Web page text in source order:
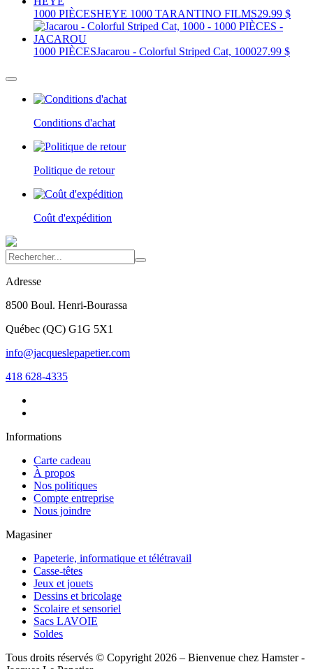
1000 PIÈCESHEYE 1000 TARANTINO FILMS29.99 $
1000 PIÈCESJacarou - Colorful Striped Cat, 100027.99 $
Conditions d'achat
Politique de retour
Coût d'expédition
Adresse
8500 Boul. Henri-Bourassa
Québec (QC) G1G 5X1
info@jacqueslepapetier.com
418 628-4335
Informations
Carte cadeau
À propos
Nos politiques
Compte entreprise
Nous joindre
Magasiner
Papeterie, informatique et télétravail
Casse-têtes
Jeux et jouets
Dessins et bricolage
Scolaire et sensoriel
Sacs LAVOIE
Soldes
Tous droits réservés © Copyright 2026 – Bienvenue chez Hamster -